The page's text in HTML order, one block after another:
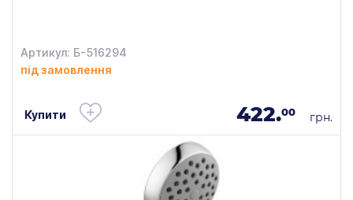
Артикул: Б-516294
під замовлення
Купити 422.00 грн.